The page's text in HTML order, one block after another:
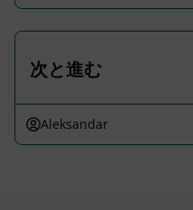
次と進む
Aleksandar